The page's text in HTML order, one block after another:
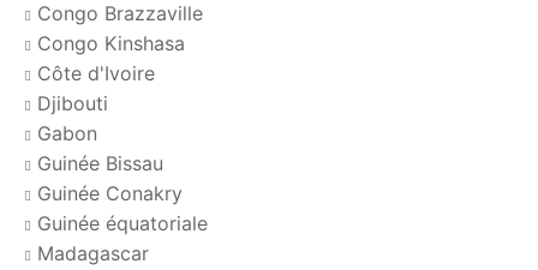
Congo Brazzaville
Congo Kinshasa
Côte d'Ivoire
Djibouti
Gabon
Guinée Bissau
Guinée Conakry
Guinée équatoriale
Madagascar